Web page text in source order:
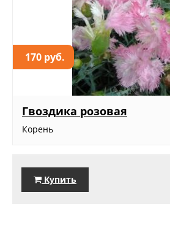
170 руб.
Гвоздика розовая
Корень
Купить